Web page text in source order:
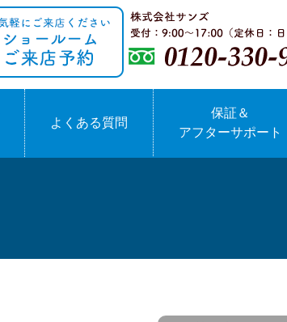
よくある質問
保証＆
アフターサポート